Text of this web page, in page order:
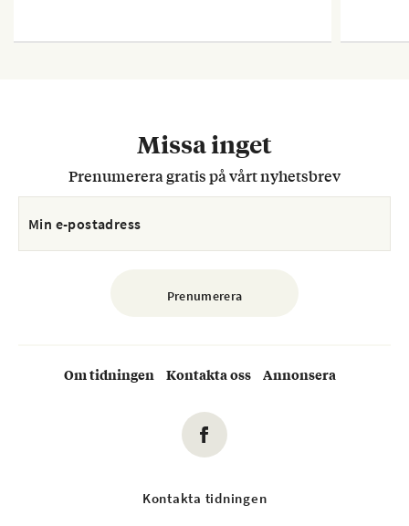
Missa inget
Prenumerera gratis på vårt nyhetsbrev
Om tidningen Kontakta oss Annonsera
Kontakta tidningen